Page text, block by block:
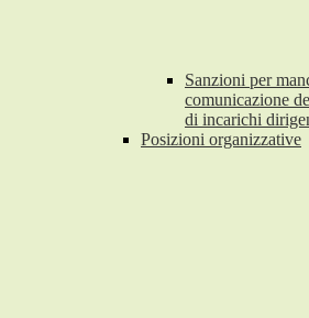
Sanzioni per
comunicazione
di incarichi
Posizioni organizzative